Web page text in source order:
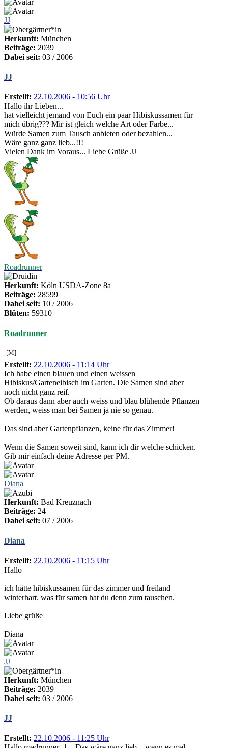
JJ
Herkunft: München
Beiträge: 2039
Dabei seit: 03 / 2006
JJ
Erstellt: 22.10.2006 - 10:56 Uhr
Hallo ihr Lieben...
hat vielleicht jemand von Euch ein paar Hibiskussamen für
mich übrig??? Mir ist gleich welche Art oder Farbe...
Würde Samen zum Tausch anbieten oder bezahlen...
Wäre ganz ganz lieb...!!!
Vielen Dank im Voraus... Liebe Grüße JJ
Roadrunner
Herkunft: Köln USDA-Zone 8a
Beiträge: 28599
Dabei seit: 10 / 2006
Blüten: 59310
Roadrunner
[M]
Erstellt: 22.10.2006 - 11:14 Uhr
Ich habe einen blauen und einen weissen
Hibiskus/Garteneibisch im Garten. Die Samen sind aber
noch nicht ganz reif.
Ob daraus dann aber auch weiss und blau blühende Pflanzen
werden, weiss man bei Samen ja nie so genau.
Das sind aber Gartenpflanzen, keine für das Zimmer!
Wenn die Samen soweit sind, kann ich dir welche schicken.
Gib mir einfach deine Adresse per PM.
Diana
Herkunft: Bad Kreuznach
Beiträge: 24
Dabei seit: 07 / 2006
Diana
Erstellt: 22.10.2006 - 11:15 Uhr
Hallo
ich hätte hibiskussamen für das zimmer und freiland
winterhart. was für samen hat du denn zum tauschen.
Liebe grüße
Diana
JJ
Herkunft: München
Beiträge: 2039
Dabei seit: 03 / 2006
JJ
Erstellt: 22.10.2006 - 11:25 Uhr